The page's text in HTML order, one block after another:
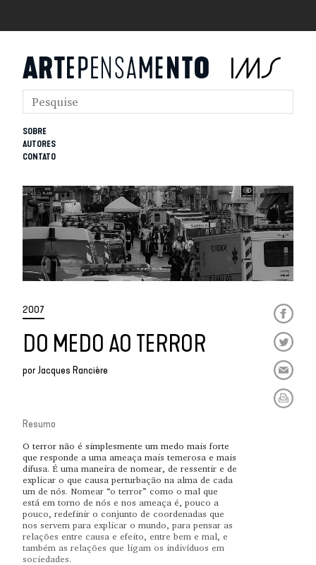
SOBRE
AUTORES
CONTATO
2007
DO MEDO AO TERROR
porJacques Rancière
Resumo
O terror não é simplesmente um medo mais forte
que responde a uma ameaça mais temerosa e mais
difusa. É uma maneira de nomear, de ressentir e de
explicar o que causa perturbação na alma de cada
um de nós. Nomear “o terror” como o mal que
está em torno de nós e nos ameaça é, pouco a
pouco, redefinir o conjunto de coordenadas que
nos servem para explicar o mundo, para pensar as
relações entre causa e efeito, entre bem e mal, e
também as relações que ligam os indivíduos em
sociedades.